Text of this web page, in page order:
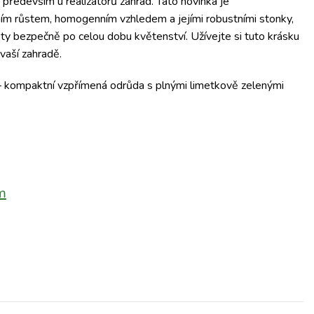
růstem, homogenním vzhledem a jejími robustními stonky,
bezpečně po celou dobu květenství. Užívejte si tuto krásku
zahradě.
vzpřímená odrůda s plnými limetkově zelenými